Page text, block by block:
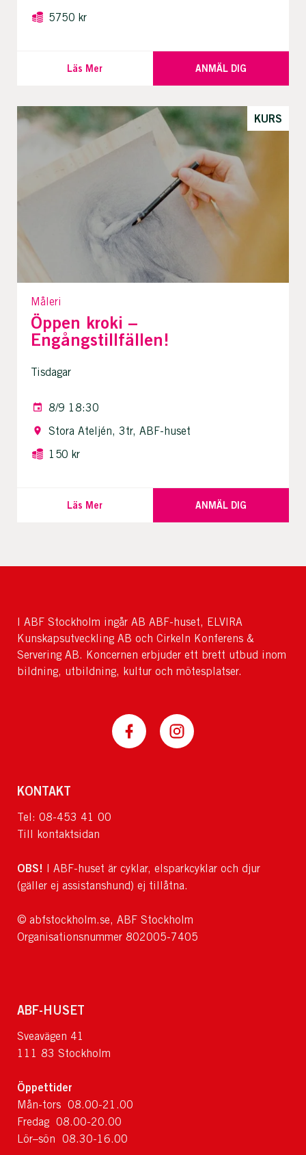
5750 kr
Läs Mer ANMÄL DIG
KURS
Måleri
Öppen kroki –
Engångstillfällen!
Tisdagar
8/9 18:30
Stora Ateljén, 3tr, ABF-huset
150 kr
Läs Mer ANMÄL DIG
I ABF Stockholm ingår AB ABF-huset, ELVIRA
Kunskapsutveckling AB och Cirkeln Konferens &
Servering AB. Koncernen erbjuder ett brett utbud inom
bildning, utbildning, kultur och mötesplatser.
KONTAKT
Tel: 08-453 41 00
Till kontaktsidan
OBS!
I ABF-huset är cyklar, elsparkcyklar och djur
(gäller ej assistanshund) ej tillåtna.
© abfstockholm.se, ABF Stockholm
Organisationsnummer 802005-7405
ABF-HUSET
Sveavägen 41
111 83 Stockholm
Öppettider
Mån-tors 08.00-21.00
Fredag 08.00-20.00
Lör–sön 08.30-16.00